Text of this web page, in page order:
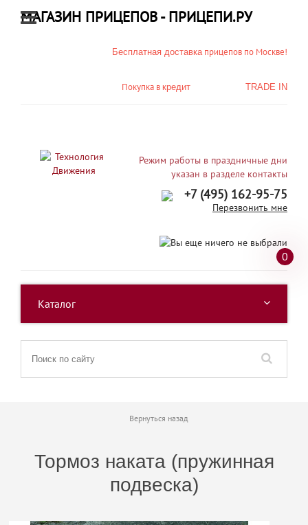
МАГАЗИН ПРИЦЕПОВ - ПРИЦЕПИ.РУ
Бесплатная доставкаприцепов по Москве!
TRADE IN
Покупка в кредит
Режим работы в праздничные дни
указан в разделе контакты
+7 (495) 162-95-75
Перезвонить мне
0
Каталог
Вернуться назад
Тормоз наката (пружинная
подвеска)